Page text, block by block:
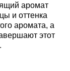
аромат
и оттенка
аромата, а
этот